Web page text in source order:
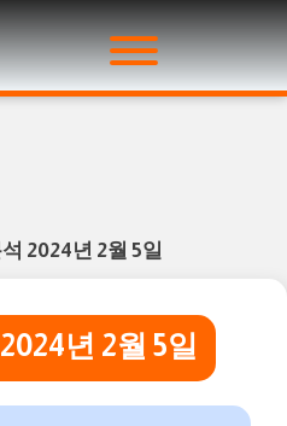
2024년 2월 5일
년 2월 5일